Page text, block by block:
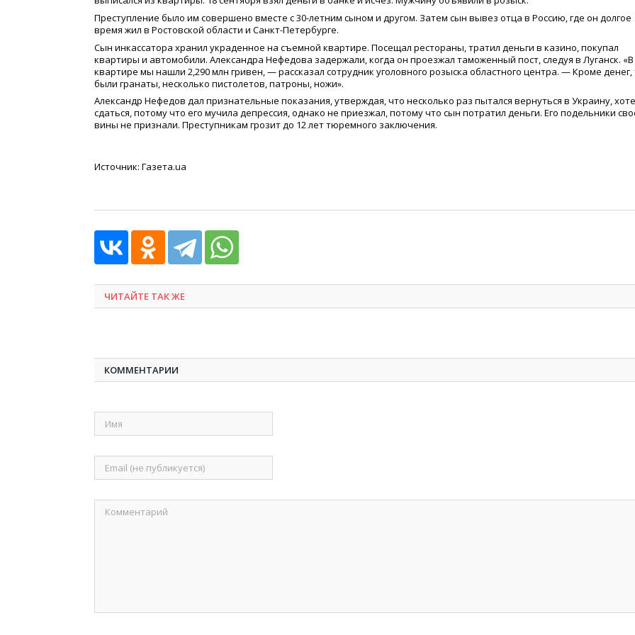
Преступление было им совершено вместе с 30-летним сыном и другом. Затем сын вывез отца в Россию, где он долгое
время жил в Ростовской области и Санкт-Петербурге.
Сын инкассатора хранил украденное на съемной квартире. Посещал рестораны, тратил деньги в казино, покупал
квартиры и автомобили. Александра Нефедова задержали, когда он проезжал таможенный пост, следуя в Луганск.
квартире мы нашли 2,290 млн гривен, — рассказал сотрудник уголовного розыска областного центра. — Кроме денег,
были гранаты, несколько пистолетов, патроны, ножи».
Александр Нефедов дал признательные показания, утверждая, что несколько раз пытался вернуться в Украину,
сдаться, потому что его мучила депрессия, однако не приезжал, потому что сын потратил деньги. Его подельники
вины не признали. Преступникам грозит до 12 лет тюремного заключения.
Источник: Газета.ua
ЧИТАЙТЕ ТАК ЖЕ
КОММЕНТАРИИ